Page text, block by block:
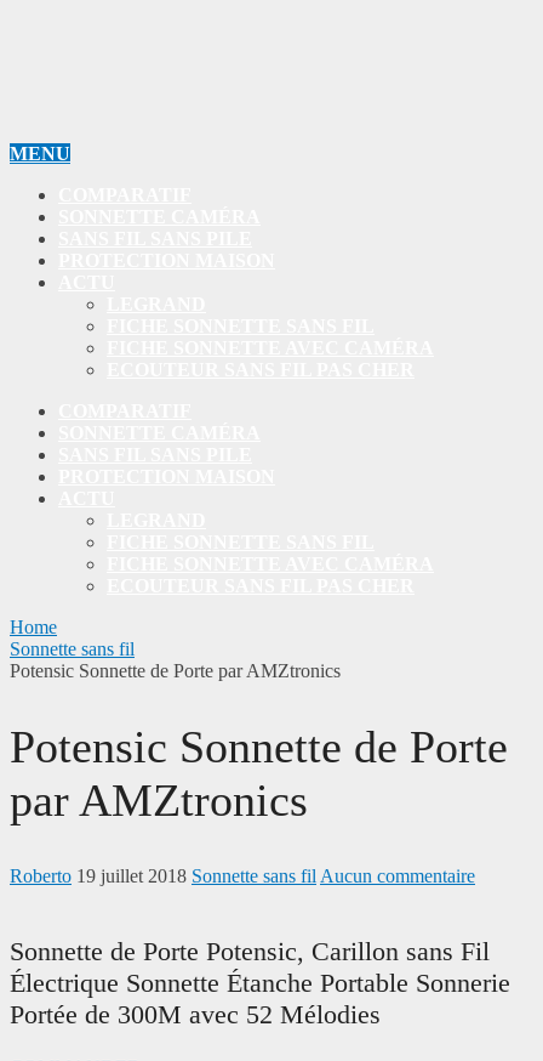
MENU
Home
Sonnette sans fil
Potensic Sonnette de Porte par AMZtronics
Potensic Sonnette de Porte
par AMZtronics
Roberto 19 juillet 2018 Sonnette sans fil Aucun commentaire
Sonnette de Porte Potensic, Carillon sans Fil
Électrique Sonnette Étanche Portable Sonnerie
Portée de 300M avec 52 Mélodies